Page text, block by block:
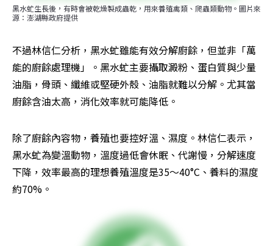
黑水虻生長後，有時會被乾燥製成蟲乾，用來養殖禽類、爬蟲類動物。圖片來
源：澎湖縣政府提供
不過林信仁分析，黑水虻雖能有效分解廚餘，但並非「萬
能的廚餘處理機」。黑水虻主要攝取澱粉、蛋白質與少量
油脂，骨頭、纖維或堅硬外殼、油脂就難以分解。尤其當
廚餘含油太高，消化效率就可能降低。
除了廚餘內容物，養殖也要控好溫、濕度。林信仁表示，
黑水虻為變溫動物，溫度過低會休眠、代謝慢，分解速度
下降，效率最高的理想養殖溫度是35～40°C、養料的濕度
約70%。